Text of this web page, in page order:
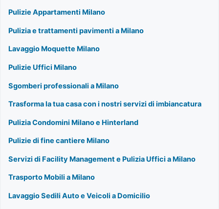
Pulizie Appartamenti Milano
Pulizia e trattamenti pavimenti a Milano
Lavaggio Moquette Milano
Pulizie Uffici Milano
Sgomberi professionali a Milano
Trasforma la tua casa con i nostri servizi di imbiancatura
Pulizia Condomini Milano e Hinterland
Pulizie di fine cantiere Milano
Servizi di Facility Management e Pulizia Uffici a Milano
Trasporto Mobili a Milano
Lavaggio Sedili Auto e Veicoli a Domicilio